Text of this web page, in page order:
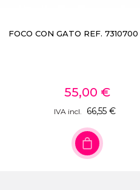
FOCO CON GATO REF.
55,00 €
IVA incl. 66,55 €